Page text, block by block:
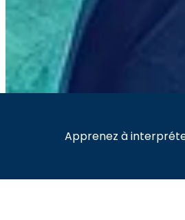
Apprenez à